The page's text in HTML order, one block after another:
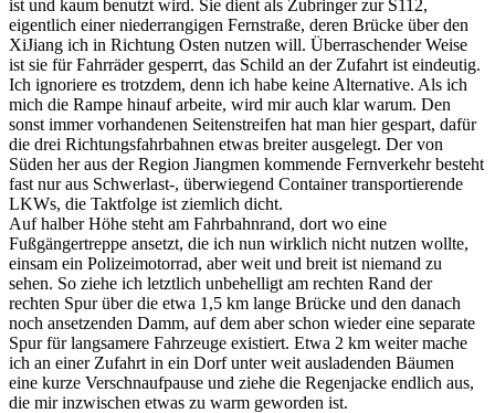
ist und kaum benutzt wird. Sie dient als Zubringer zur S112,
eigentlich einer niederrangigen Fernstraße, deren Brücke über den
XiJiang ich in Richtung Osten nutzen will. Überraschender Weise
ist sie für Fahrräder gesperrt, das Schild an der Zufahrt ist eindeutig.
Ich ignoriere es trotzdem, denn ich habe keine Alternative. Als ich
mich die Rampe hinauf arbeite, wird mir auch klar warum. Den
sonst immer vorhandenen Seitenstreifen hat man hier gespart, dafür
die drei Richtungsfahrbahnen etwas breiter ausgelegt. Der von
Süden her aus der Region Jiangmen kommende Fernverkehr besteht
fast nur aus Schwerlast-, überwiegend Container transportierende
LKWs, die Taktfolge ist ziemlich dicht.
Auf halber Höhe steht am Fahrbahnrand, dort wo eine
Fußgängertreppe ansetzt, die ich nun wirklich nicht nutzen wollte,
einsam ein Polizeimotorrad, aber weit und breit ist niemand zu
sehen. So ziehe ich letztlich unbehelligt am rechten Rand der
rechten Spur über die etwa 1,5 km lange Brücke und den danach
noch ansetzenden Damm, auf dem aber schon wieder eine separate
Spur für langsamere Fahrzeuge existiert. Etwa 2 km weiter mache
ich an einer Zufahrt in ein Dorf unter weit ausladenden Bäumen
eine kurze Verschnaufpause und ziehe die Regenjacke endlich aus,
die mir inzwischen etwas zu warm geworden ist.